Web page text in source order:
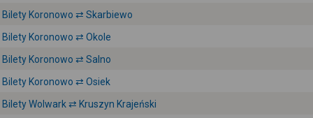
Bilety Koronowo ⇄ Skarbiewo
Bilety Koronowo ⇄ Okole
Bilety Koronowo ⇄ Salno
Bilety Koronowo ⇄ Osiek
Bilety Wolwark ⇄ Kruszyn Krajeński